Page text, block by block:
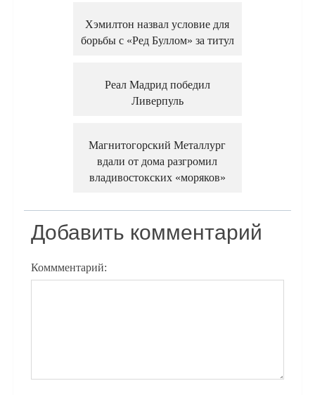
Хэмилтон назвал условие для
борьбы с «Ред Буллом» за титул
Реал Мадрид победил
Ливерпуль
Магнитогорский Металлург
вдали от дома разгромил
владивостокских «моряков»
Добавить комментарий
Коммментарий: